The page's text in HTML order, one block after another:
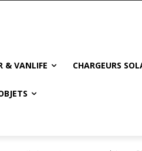
& VANLIFE CHARGEURS